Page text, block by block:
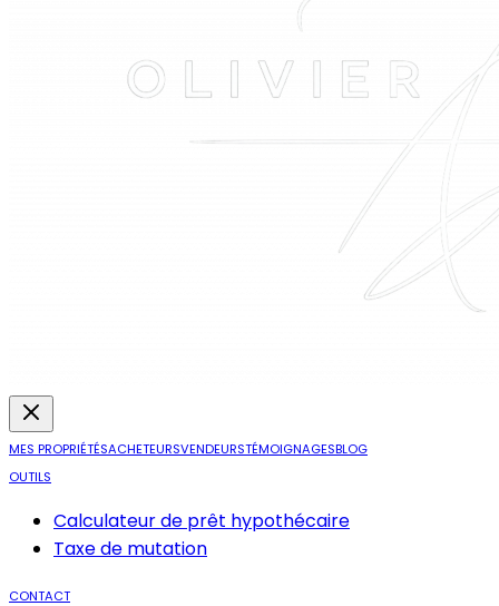
MES PROPRIÉTÉSACHETEURSVENDEURSTÉMOIGNAGESBLOG
OUTILS
Calculateur de prêt hypothécaire
Taxe de mutation
CONTACT